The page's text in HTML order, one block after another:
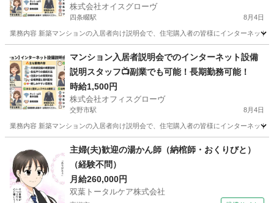
株式会社オイスグローヴ
四条畷駅 8月4日
業務内容 新築マンションの入居者向け説明会で、住宅購入者の皆様にインターネッ
接客 スタッフ
マンション入居者説明会でのインターネット設備
説明スタッフ📺副業でも可能！長期勤務可能！
時給1,500円
株式会社オフィスグローヴ
交野市駅 8月4日
業務内容 新築マンションの入居者向け説明会で、住宅購入者の皆様にインターネッ
交野市駅 接客 スタッフ
主婦(夫)歓迎の湯かん師（納棺師・おくりびと）
（経験不問）
月給260,000円
双葉トータルケア株式会社